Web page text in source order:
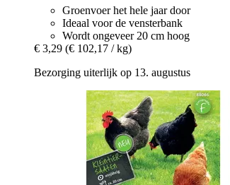
Groenvoer het hele jaar door
Ideaal voor de vensterbank
Wordt ongeveer 20 cm hoog
€ 3,29 (€ 102,17 / kg)
Bezorging uiterlijk op 13. augustus